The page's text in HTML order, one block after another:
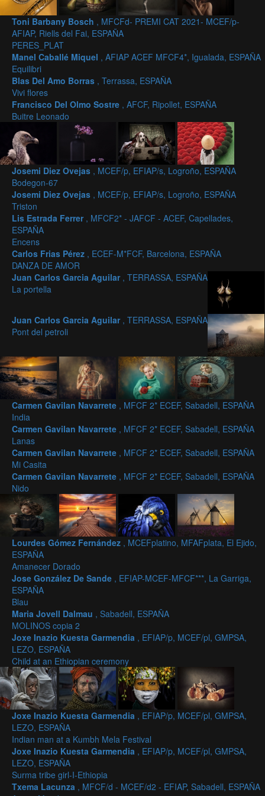
Toni Barbany Bosch , MFCFd- PREMI CAT 2021- MCEF/p-
AFIAP, Riells del Fai, ESPAÑA
PERES_PLAT
Manel Caballé Miquel , AFIAP ACEF MFCF4*, Igualada, ESPAÑA
Equilibri
Blas Del Amo Borras , Terrassa, ESPAÑA
Vivi flores
Francisco Del Olmo Sostre , AFCF, Ripollet, ESPAÑA
Buitre Leonado
Josemi Diez Ovejas , MCEF/p, EFIAP/s, Logroño, ESPAÑA
Bodegon-67
Josemi Diez Ovejas , MCEF/p, EFIAP/s, Logroño, ESPAÑA
Triston
Lis Estrada Ferrer , MFCF2* - JAFCF - ACEF, Capellades,
ESPAÑA
Encens
Carlos Frias Pérez , ECEF-M*FCF, Barcelona, ESPAÑA
DANZA DE AMOR
Juan Carlos Garcia Aguilar , TERRASSA, ESPAÑA
La portella
Juan Carlos Garcia Aguilar , TERRASSA, ESPAÑA
Pont del petroli
Carmen Gavilan Navarrete , MFCF 2* ECEF, Sabadell, ESPAÑA
India
Carmen Gavilan Navarrete , MFCF 2* ECEF, Sabadell, ESPAÑA
Lanas
Carmen Gavilan Navarrete , MFCF 2* ECEF, Sabadell, ESPAÑA
Mi Casita
Carmen Gavilan Navarrete , MFCF 2* ECEF, Sabadell, ESPAÑA
Nido
Lourdes Gómez Fernández , MCEFplatino, MFAFplata, El Ejido,
ESPAÑA
Amanecer Dorado
Jose González De Sande , EFIAP-MCEF-MFCF***, La Garriga,
ESPAÑA
Blau
Maria Jovell Dalmau , Sabadell, ESPAÑA
MOLINOS copia 2
Joxe Inazio Kuesta Garmendia , EFIAP/p, MCEF/pl, GMPSA,
LEZO, ESPAÑA
Child at an Ethiopian ceremony
Joxe Inazio Kuesta Garmendia , EFIAP/p, MCEF/pl, GMPSA,
LEZO, ESPAÑA
Indian man at a Kumbh Mela Festival
Joxe Inazio Kuesta Garmendia , EFIAP/p, MCEF/pl, GMPSA,
LEZO, ESPAÑA
Surma tribe girl-I-Ethiopia
Txema Lacunza , MFCF/d - MCEF/d2 - EFIAP, Sabadell, ESPAÑA